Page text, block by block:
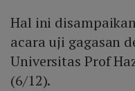
Hal ini
acara uji gagasan
Universitas Prof
(6/12).